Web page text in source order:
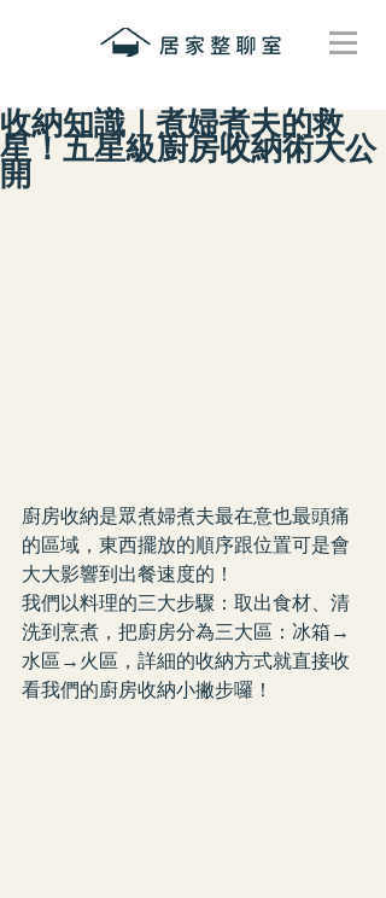
收納知識｜煮婦煮夫的救
星！五星級廚房收納術大公
開
廚房收納是眾煮婦煮夫最在意也最頭痛
的區域，東西擺放的順序跟位置可是會
大大影響到出餐速度的！
我們以料理的三大步驟：取出食材、清
洗到烹煮，把廚房分為三大區：冰箱→
水區→火區，詳細的收納方式就直接收
看我們的廚房收納小撇步囉！